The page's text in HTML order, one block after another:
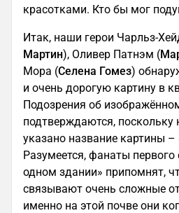
красотками. Кто бы мог
Итак, наши герои Чарльз-
Мартин), Оливер Патнэм (
Мора (Селена Гомез)
и очень дорогую картину в
Подозрения об
подтверждаются, поскольку
указано название картины
Разумеется, фанаты первого
одном здании» припомнят,
связывают очень сложные
именно на этой почве они